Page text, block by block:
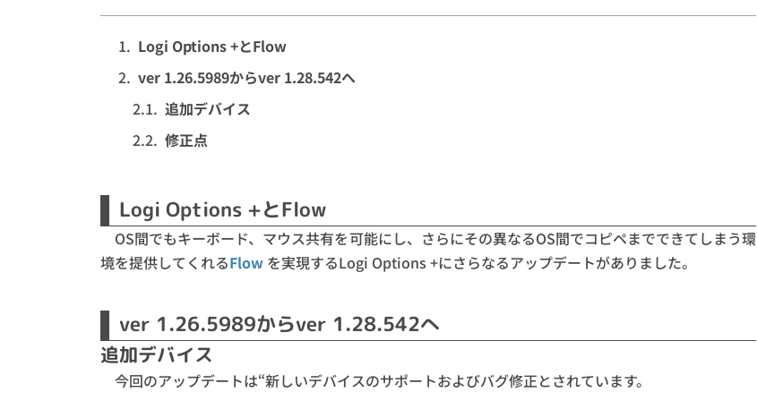
Logi Options +とFlow
ver 1.26.5989からver 1.28.542へ
追加デバイス
修正点
Logi Options +とFlow
OS間でもキーボード、マウス共有を可能にし、さらにその異なるOS間でコピペまでできてしまう環
境を提供してくれるFlow を実現するLogi Options +にさらなるアップデートがありました。
ver 1.26.5989からver 1.28.542へ
追加デバイス
今回のアップデートは“新しいデバイスのサポートおよびバグ修正とされています。